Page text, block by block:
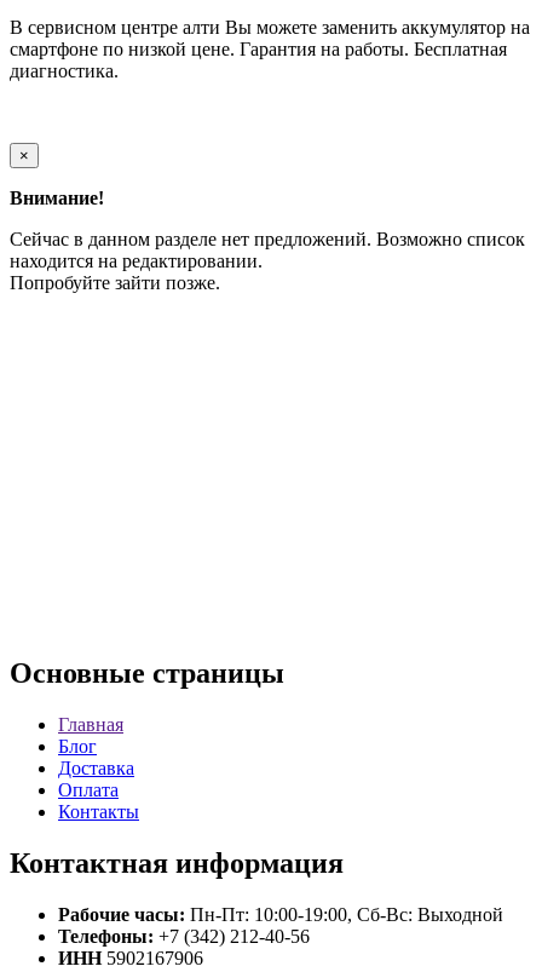
В сервисном центре алти Вы можете заменить аккумулятор на
смартфоне по низкой цене. Гарантия на работы. Бесплатная
диагностика.
×
Внимание!
Сейчас в данном разделе нет предложений. Возможно список
находится на редактировании.
Попробуйте зайти позже.
Основные страницы
Главная
Блог
Доставка
Оплата
Контакты
Контактная информация
Рабочие часы: Пн-Пт: 10:00-19:00, Сб-Вс: Выходной
Телефоны: +7 (342) 212-40-56
ИНН5902167906